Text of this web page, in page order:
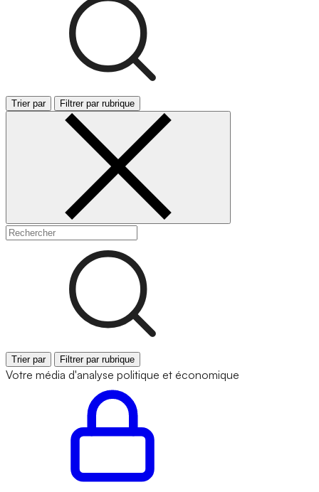
Trier par Filtrer par rubrique
Trier par Filtrer par rubrique
Votre média d'analyse politique et économique